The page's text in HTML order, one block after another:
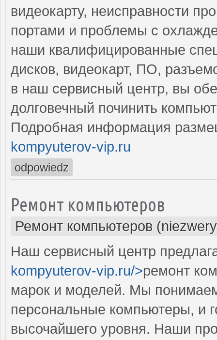
видеокарту, неисправности
портами и проблемы с
наши квалифицированные
дисков, видеокарт, ПО,
в наш сервисный центр, вы
долговечный починить
Подробная информация
kompyuterov-vip.ru
odpowiedz
Ремонт компьютеров
Ремонт компьютеров
Наш сервисный центр
kompyuterov-vip.ru/>ремонт
марок и моделей. Мы
персональные компьютеры, и
высочайшего уровня. Наши